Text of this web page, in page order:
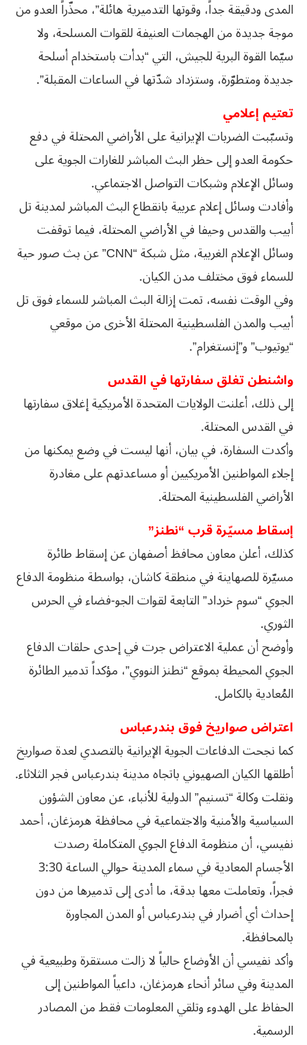
المدى ودقيقة جداً، وقوتها التدميرية هائلة”، محذّراً العدو من
موجة جديدة من الهجمات العنيفة للقوات المسلحة، ولا
سيّما القوة البرية للجيش، التي “بدأت باستخدام أسلحة
جديدة ومتطوّرة، وستزداد شدّتها في الساعات المقبلة”.
تعتيم إعلامي
وتسبّبت الضربات الإيرانية على الأراضي المحتلة في دفع
حكومة العدو إلى حظر البث المباشر للغارات الجوية على
وسائل الإعلام وشبكات التواصل الاجتماعي.
وأفادت وسائل إعلام عربية بانقطاع البث المباشر لمدينة تل
أبيب والقدس وحيفا في الأراضي المحتلة، فيما توقفت
وسائل الإعلام الغربية، مثل شبكة “CNN” عن بث صور حية
للسماء فوق مختلف مدن الكيان.
وفي الوقت نفسه، تمت إزالة البث المباشر للسماء فوق تل
أبيب والمدن الفلسطينية المحتلة الأخرى من موقعي
“يوتيوب” و”إنستغرام”.
واشنطن تغلق سفارتها في القدس
إلى ذلك، أعلنت الولايات المتحدة الأمريكية إغلاق سفارتها
في القدس المحتلة.
وأكدت السفارة، في بيان، أنها ليست في وضع يمكنها من
إجلاء المواطنين الأمريكيين أو مساعدتهم على مغادرة
الأراضي الفلسطينية المحتلة.
إسقاط مسيّرة قرب “نطنز”
كذلك، أعلن معاون محافظ أصفهان عن إسقاط طائرة
مسيّرة للصهاينة في منطقة كاشان، بواسطة منظومة الدفاع
الجوي “سوم خرداد” التابعة لقوات الجو-فضاء في الحرس
الثوري.
وأوضح أن عملية الاعتراض جرت في إحدى حلقات الدفاع
الجوي المحيطة بموقع “نطنز النووي”، مؤكداً تدمير الطائرة
المُعادية بالكامل.
اعتراض صواريخ فوق بندرعباس
كما نجحت الدفاعات الجوية الإيرانية بالتصدي لعدة صواريخ
أطلقها الكيان الصهيوني باتجاه مدينة بندرعباس فجر الثلاثاء.
ونقلت وكالة “تسنيم” الدولية للأنباء، عن معاون الشؤون
السياسية والأمنية والاجتماعية في محافظة هرمزغان، أحمد
نفيسي، أن منظومة الدفاع الجوي المتكاملة رصدت
الأجسام المعادية في سماء المدينة حوالي الساعة 3:30
فجراً، وتعاملت معها بدقة، ما أدى إلى تدميرها من دون
إحداث أي أضرار في بندرعباس أو المدن المجاورة
بالمحافظة.
وأكد نفيسي أن الأوضاع حالياً لا زالت مستقرة وطبيعية في
المدينة وفي سائر أنحاء هرمزغان، داعياً المواطنين إلى
الحفاظ على الهدوء وتلقي المعلومات فقط من المصادر
الرسمية.